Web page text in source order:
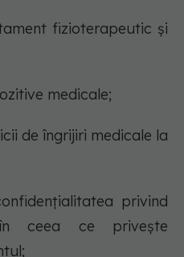
fizioterapeutic şi
medicale;
de îngrijiri medicale la
privind
ceea ce priveşte